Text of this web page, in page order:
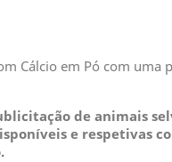
Cálcio em Pó com uma
de animais
e respetivas